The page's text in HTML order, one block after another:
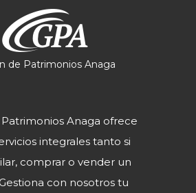
de Patrimonios Anaga
Anaga ofrece
integrales tanto si
comprar o vender un
con nosotros tu